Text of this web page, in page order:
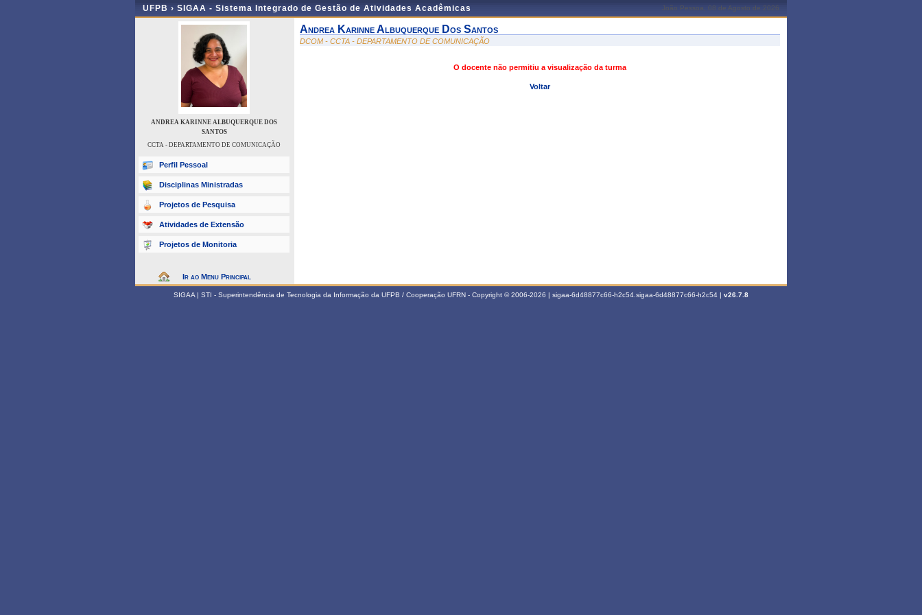
UFPB › SIGAA - Sistema Integrado de Gestão de Atividades Acadêmicas João Pessoa, 08 de Agosto de 2026
ANDREA KARINNE ALBUQUERQUE DOS
SANTOS
CCTA - DEPARTAMENTO DE COMUNICAÇÃO
Perfil Pessoal
Disciplinas Ministradas
Projetos de Pesquisa
Atividades de Extensão
Projetos de Monitoria
Ir ao Menu Principal
Andrea Karinne Albuquerque Dos Santos
DCOM - CCTA - DEPARTAMENTO DE COMUNICAÇÃO
O docente não permitiu a visualização da turma
Voltar
SIGAA | STI - Superintendência de Tecnologia da Informação da UFPB / Cooperação UFRN - Copyright © 2006-2026 | sigaa-6d48877c66-h2c54.sigaa-6d48877c66-h2c54 | v26.7.8